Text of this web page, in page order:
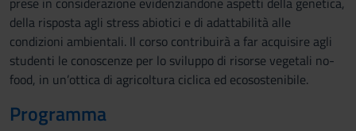
della risposta agli stress abiotici e di adattabilità alle
condizioni ambientali. Il corso contribuirà a far acquisire agli
studenti le conoscenze per lo sviluppo di risorse vegetali no-
food, in un’ottica di agricoltura ciclica ed ecosostenibile.
Programma